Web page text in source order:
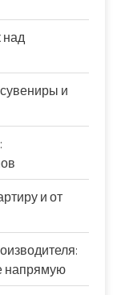
над
и
и от
напрямую